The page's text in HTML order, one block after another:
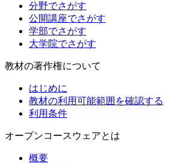
分野でさがす
公開講座でさがす
学部でさがす
大学院でさがす
教材の著作権について
はじめに
教材の利用可能範囲を確認する
利用条件
オープンコースウェアとは
概要